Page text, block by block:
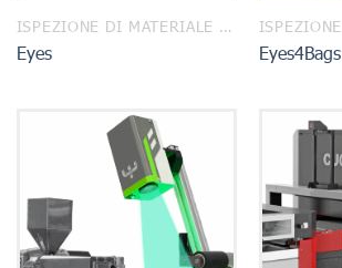
ISPEZIONE DI MATERIALE IN CONTINUO
Eyes Eyes4Bags